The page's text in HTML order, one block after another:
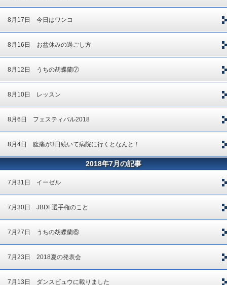
8月17日 今日はワンコ
8月16日 お盆休みの過ごし方
8月12日 うちの胡蝶蘭⑦
8月10日 レッスン
8月6日 フェスティバル2018
8月4日 腹痛が3日続いて病院に行くとなんと！
2018年7月の記事
7月31日 イーゼル
7月30日 JBDF選手権のこと
7月27日 うちの胡蝶蘭⑥
7月23日 2018夏の発表会
7月13日 ダンスビュウに載りました